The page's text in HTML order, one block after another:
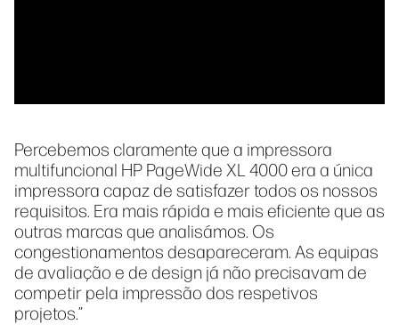
Percebemos claramente que a impressora
multifuncional HP PageWide XL 4000 era a única
impressora capaz de satisfazer todos os nossos
requisitos. Era mais rápida e mais eficiente que as
outras marcas que analisámos. Os
congestionamentos desapareceram. As equipas
de avaliação e de design já não precisavam de
competir pela impressão dos respetivos
projetos.”